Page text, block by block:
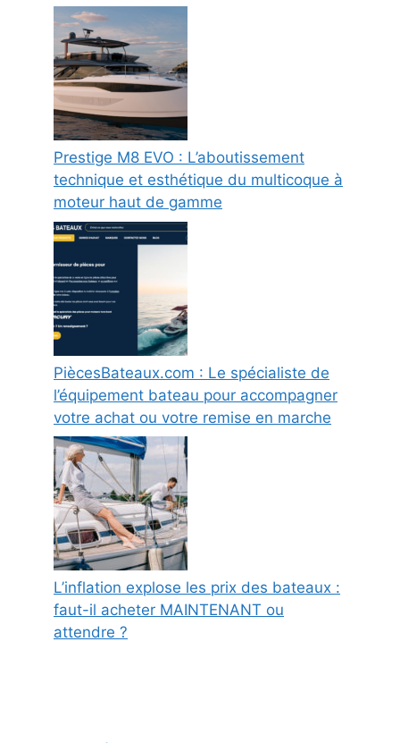
Prestige M8 EVO : L’aboutissement
technique et esthétique du multicoque à
moteur haut de gamme
PiècesBateaux.com : Le spécialiste de
l’équipement bateau pour accompagner
votre achat ou votre remise en marche
L’inflation explose les prix des bateaux :
faut-il acheter MAINTENANT ou
attendre ?